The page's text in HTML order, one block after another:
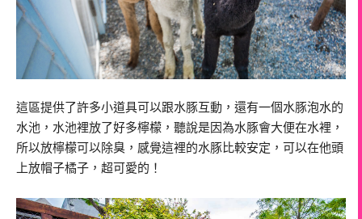
這區提供了許多小道具可以跟水豚互動，還有一個水豚泡水的
水池，水池裡放了好多檸檬，聽說是因為水豚會大便在水裡，
所以放檸檬可以除臭，感覺這裡的水豚比較安定，可以在他頭
上放帽子橘子，超可愛的！